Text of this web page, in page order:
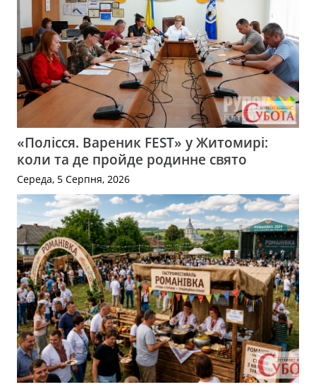
«Полісся. Вареник FEST» у Житомирі:
коли та де пройде родинне свято
Середа, 5 Серпня, 2026